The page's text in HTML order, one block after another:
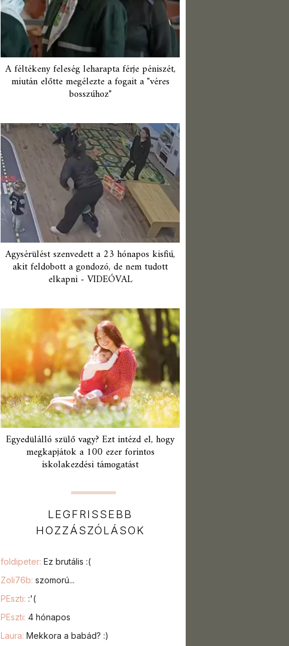
A féltékeny feleség leharapta férje péniszét,
miután előtte megélezte a fogait a "véres
bosszúhoz"
Agysérülést szenvedett a 23 hónapos kisfiú,
akit feldobott a gondozó, de nem tudott
elkapni - VIDEÓVAL
Egyedülálló szülő vagy? Ezt intézd el, hogy
megkapjátok a 100 ezer forintos
iskolakezdési támogatást
LEGFRISSEBB
HOZZÁSZÓLÁSOK
foldipeter: Ez brutális :(
Zoli76b: szomorú...
PEszti: :'(
PEszti: 4 hónapos
Laura: Mekkora a babád? :)